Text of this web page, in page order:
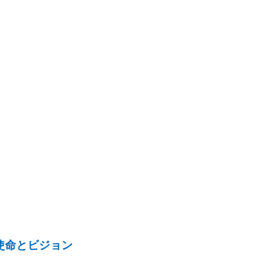
命とビジョン